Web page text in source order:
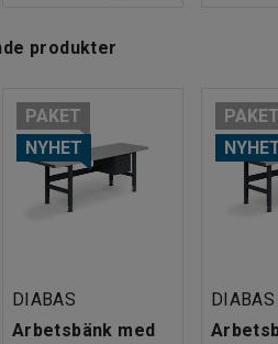
produkter
PAKET
NYHET
DIABAS
Arbetsbänk med
DIABAS